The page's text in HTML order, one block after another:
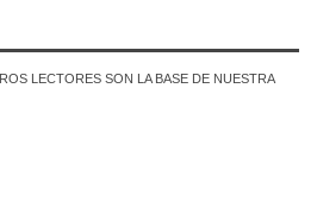
LECTORES SON LA BASE DE NUESTRA